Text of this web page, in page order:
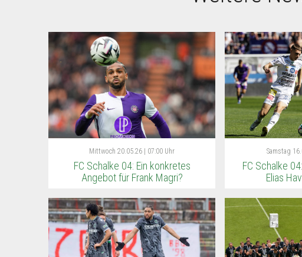
Mittwoch 20.05.26 | 07:00 Uhr
FC Schalke 04: Ein konkretes
Angebot für Frank Magri?
Samstag
FC Schalke
Elias